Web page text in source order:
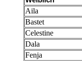
Aila
Bastet
Celestine
Dala
Fenja